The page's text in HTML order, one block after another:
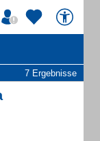
7 Ergebnisse